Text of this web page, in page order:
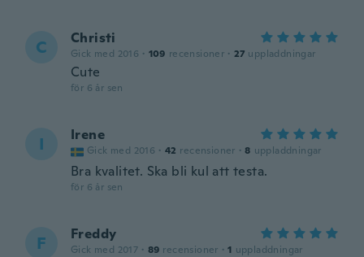
C Christi
Gick med 2016 · 109 recensioner · 27 uppladdningar
Cute
för 6 år sen
I Irene
Gick med 2016 · 42 recensioner · 8 uppladdningar
Bra kvalitet. Ska bli kul att testa.
för 6 år sen
F Freddy
Gick med 2017 · 89 recensioner · 1 uppladdningar